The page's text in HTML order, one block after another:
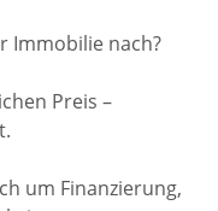
Immobilie nach?
Preis –
um Finanzierung,